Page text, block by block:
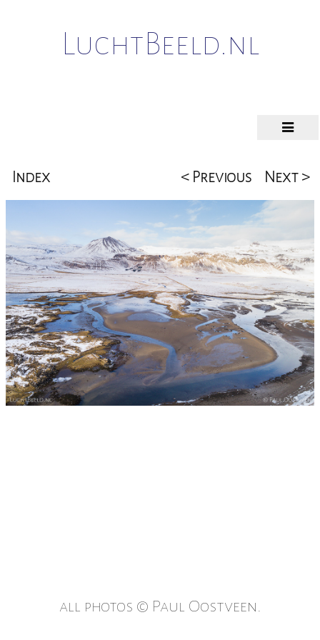
LuchtBeeld.nl
Index < Previous Next >
all photos © Paul Oostveen.